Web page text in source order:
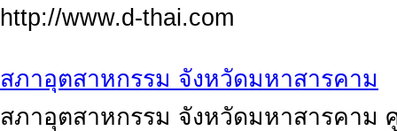
http://www.d-thai.com
สภาอุตสาหกรรม จังหวัดมหาสารคาม
สภาอุตสาหกรรม จังหวัดมหาสารคาม